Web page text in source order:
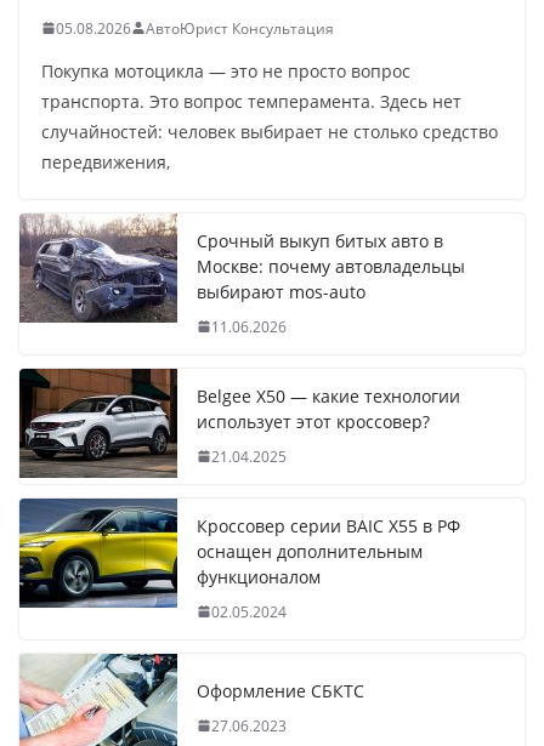
05.08.2026 АвтоЮрист Консультация
Покупка мотоцикла — это не просто вопрос
транспорта. Это вопрос темперамента. Здесь нет
случайностей: человек выбирает не столько средство
передвижения,
Срочный выкуп битых авто в
Москве: почему автовладельцы
выбирают mos-auto
11.06.2026
Belgee X50 — какие технологии
использует этот кроссовер?
21.04.2025
Кроссовер серии BAIC X55 в РФ
оснащен дополнительным
функционалом
02.05.2024
Оформление СБКТС
27.06.2023